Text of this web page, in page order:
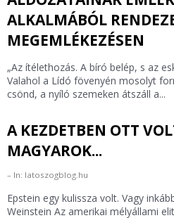
ALKALMÁBÓL
MEGEMLÉKEZÉSEN
„Az ítélethozás. A bíró belép, s az
Valahol a Lídó fövenyén mosolyt
csönd, a nyíló szemeken átszáll a...
A KEZDETBEN OTT
MAGYAROK...
In: latoszogblog.hu
Epstein egy kulissza volt. Vagy
Weinstein Az amerikai mélyállami